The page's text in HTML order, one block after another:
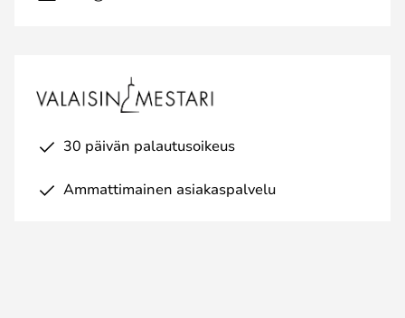
30 päivän palautusoikeus
Ammattimainen asiakaspalvelu